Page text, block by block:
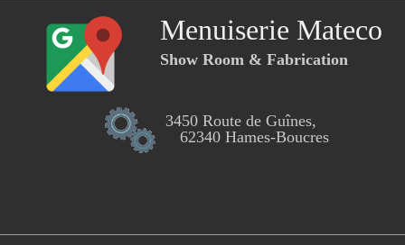
Menuiserie Mateco
Show Room & Fabrication
3450 Route de Guînes,
62340 Hames-Boucres